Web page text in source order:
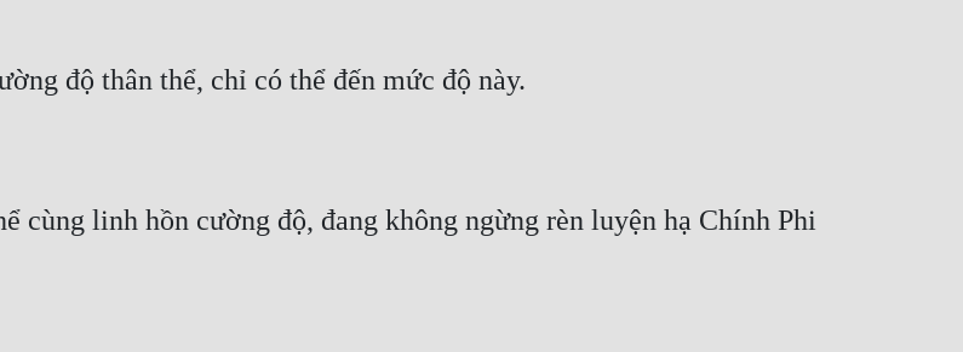
độ thân thể, chỉ có thể đến mức độ này.
cùng linh hồn cường độ, đang không ngừng rèn luyện hạ Chính Phi